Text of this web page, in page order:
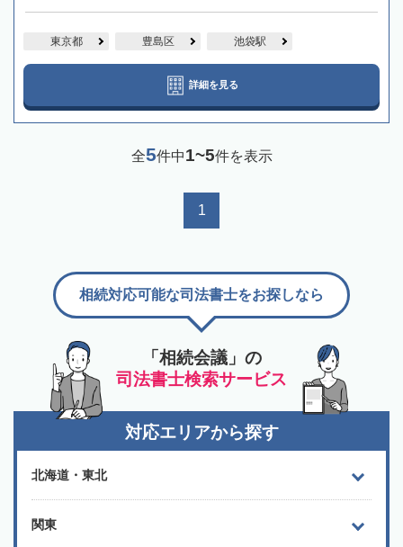
東京都 豊島区 池袋駅
詳細を見る
全5件中1~5件を表示
1
「相続会議」の
司法書士検索サービス
相続対応可能な司法書士をお探しなら
対応エリアから探す
北海道・東北
関東